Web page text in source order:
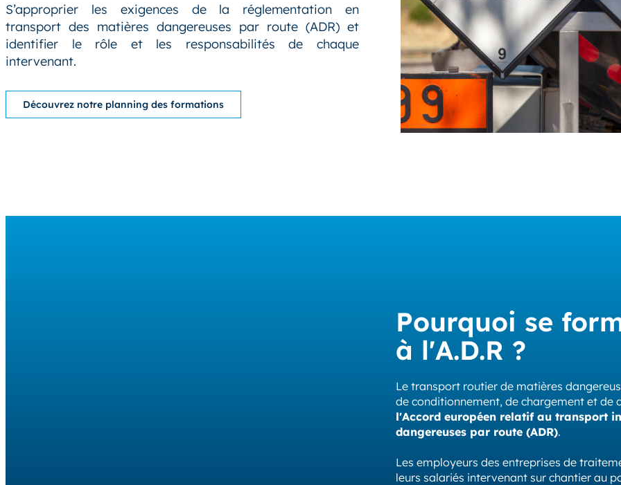
S’approprier les exigences de la réglementation en
transport des matières dangereuses par route (ADR) et
identifier le rôle et les responsabilités de chaque
intervenant.
Découvrez notre planning des formations
Pourquoi se
à l'A.D.R ?
Le transport routier de matières
de conditionnement, de chargement et de
l'Accord européen relatif au transport
dangereuses par route (ADR).
Les employeurs des entreprises de
leurs salariés intervenant sur chantier au